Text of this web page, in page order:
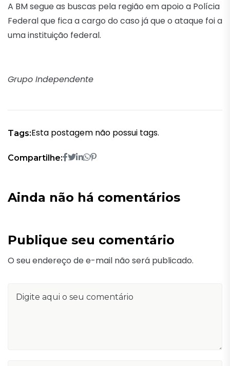
A BM segue as buscas pela região em apoio a Polícia
Federal que fica a cargo do caso já que o ataque foi a
uma instituição federal.
Grupo Independente
Tags:Esta postagem não possui tags.
Compartilhe:
Ainda não há comentários
Publique seu comentário
O seu endereço de e-mail não será publicado.